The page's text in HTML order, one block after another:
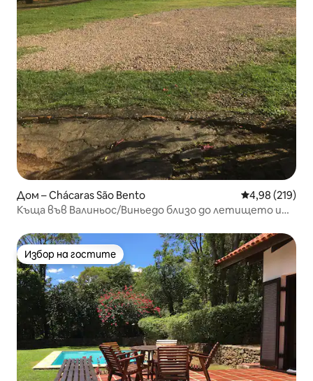
Дом – Chácaras São Bento Средна
4,98 (219)
Къща във Валиньос/Виньедо близо до летището и
Избор на гостите
Избор на гостите